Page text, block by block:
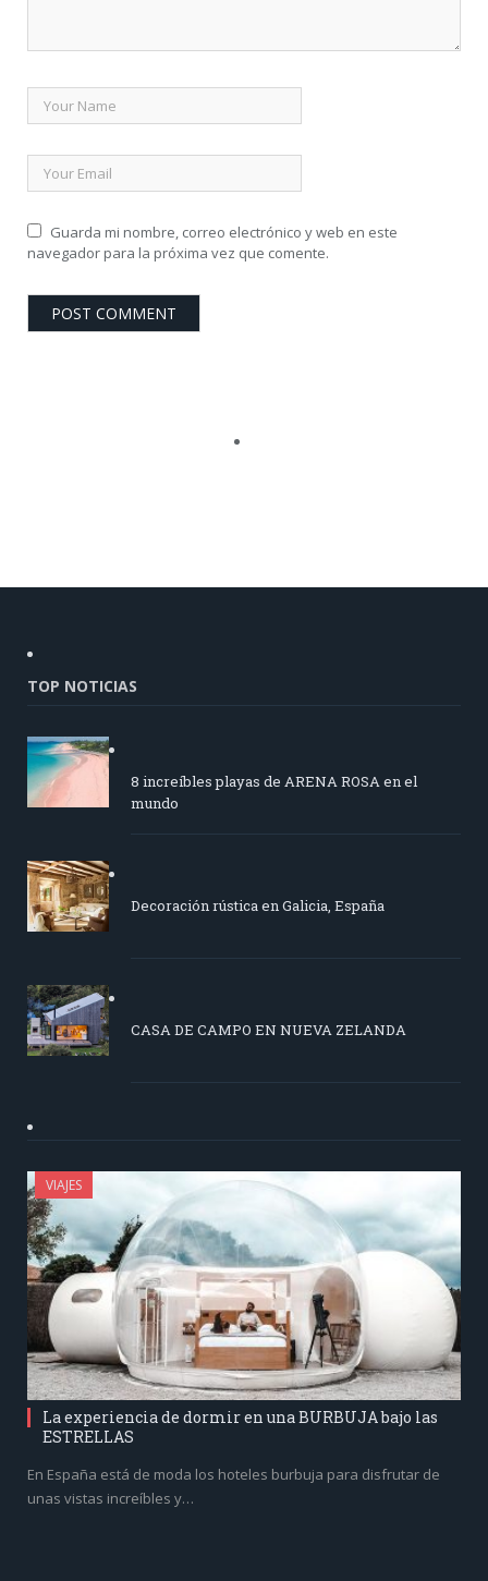
Guarda mi nombre, correo electrónico y web en este
navegador para la próxima vez que comente.
TOP NOTICIAS
8 increíbles playas de ARENA ROSA en el
mundo
Decoración rústica en Galicia, España
CASA DE CAMPO EN NUEVA ZELANDA
VIAJES
La experiencia de dormir en una BURBUJA bajo las
ESTRELLAS
En España está de moda los hoteles burbuja para disfrutar de
unas vistas increíbles y…